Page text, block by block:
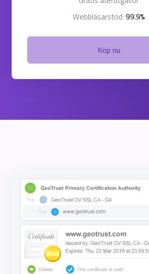
Webbläsarstöd:99.9%
Köp nu